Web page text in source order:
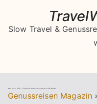
springen
Slow Travel &
Nantucket USA – Entdecke Amerikas Insel der Walfänger
Genussreisen Magazin